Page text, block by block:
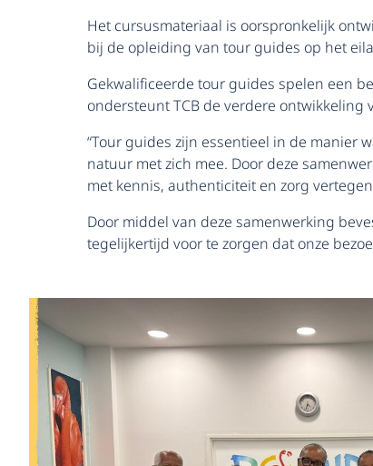
Het cursusmateriaal is oorspronkelijk
bij de opleiding van tour guides op het
Gekwalificeerde tour guides spelen een
ondersteunt TCB de verdere
“Tour guides zijn essentieel in de manier
natuur met zich mee. Door deze
met kennis, authenticiteit en zorg
Door middel van deze samenwerking
tegelijkertijd voor te zorgen dat onze